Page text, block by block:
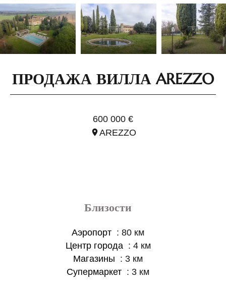
ПРОДАЖА ВИЛЛА AREZZO
600 000 €
AREZZO
Близости
Аэропорт
80 км
Центр города
4 км
Магазины
3 км
Супермаркет
3 км